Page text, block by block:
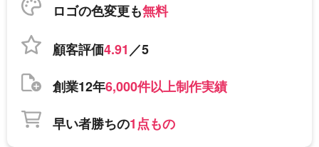
ロゴの色変更も無料
顧客評価4.91／5
創業12年6,000件以上制作実績
早い者勝ちの1点もの